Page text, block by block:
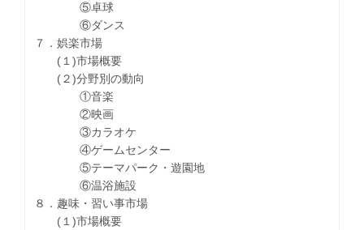
⑤卓球
⑥ダンス
７．娯楽市場
(１)市場概要
(２)分野別の動向
①音楽
②映画
③カラオケ
④ゲームセンター
⑤テーマパーク・遊園地
⑥温浴施設
８．趣味・習い事市場
(１)市場概要